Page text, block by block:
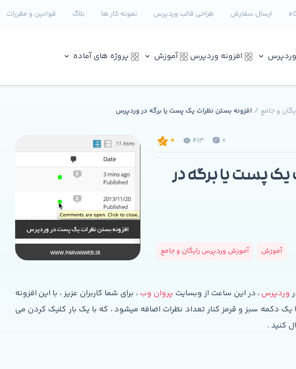
ارسال سفارش طراحی قالب وردپرس نمونه کار ها بلاگ قوانین و مقررات
افزونه وردپرس آموزش پروژه های آماده
و جامع / افزونه بستن نظرات یک پست یا برگه در وردپرس
0
413
0
پست یا برگه در
آموزش آموزش وردپرس رایگان و جامع
وردپرس ، در این ساعت از وبسایت پروان وب ، برای شما کاربران عزیز ، با این افزونه
دکمه سبز و قرمز کنار تعداد نظرات اضافه میشود ، که با یک بار کلیک کردن می
کنید .